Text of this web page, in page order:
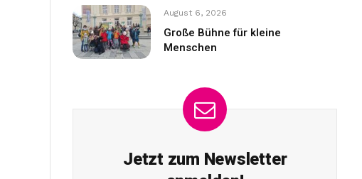
August 6, 2026
Große Bühne für kleine
Menschen
Jetzt zum Newsletter